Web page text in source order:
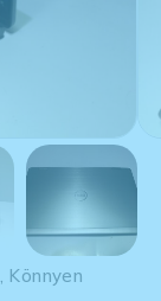
, Könnyen